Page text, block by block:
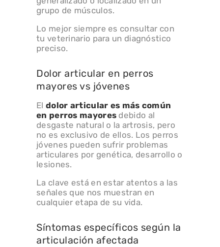
grupo de músculos.
Lo mejor siempre es consultar con
tu veterinario para un diagnóstico
preciso.
Dolor articular en perros
mayores vs jóvenes
El dolor articular es más común
en perros mayores debido al
desgaste natural o la artrosis, pero
no es exclusivo de ellos. Los perros
jóvenes pueden sufrir problemas
articulares por genética, desarrollo o
lesiones.
La clave está en estar atentos a las
señales que nos muestran en
cualquier etapa de su vida.
Síntomas específicos según la
articulación afectada